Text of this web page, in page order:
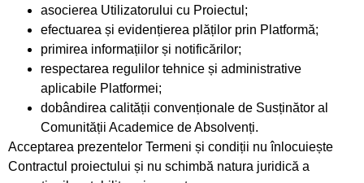
asocierea Utilizatorului cu Proiectul;
efectuarea și evidențierea plăților prin Platformă;
primirea informațiilor și notificărilor;
respectarea regulilor tehnice și administrative
aplicabile Platformei;
dobândirea calității convenționale de Susținător al
Comunității Academice de Absolvenți.
Acceptarea prezentelor Termeni și condiții nu înlocuiește
Contractul proiectului și nu schimbă natura juridică a